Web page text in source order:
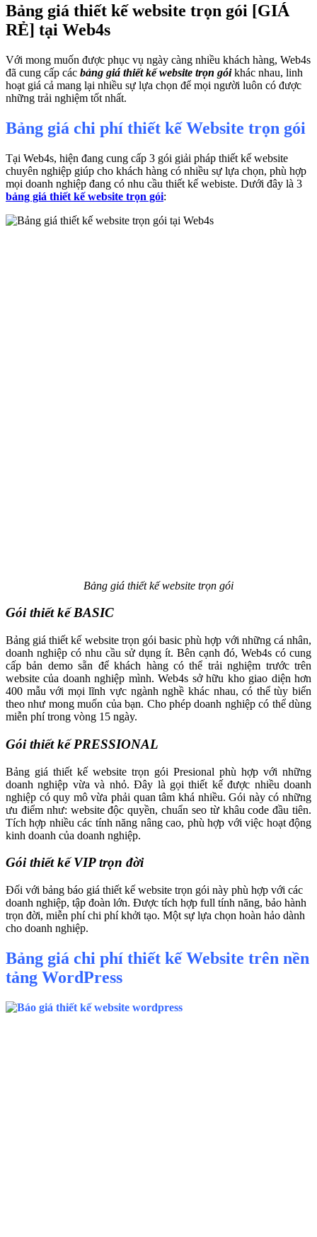
Bảng giá thiết kế website trọn gói [GIÁ
RẺ] tại Web4s
Với mong muốn được phục vụ ngày càng nhiều khách hàng, Web4s
đã cung cấp các bảng giá thiết kế website trọn góikhác nhau, linh
hoạt giá cả mang lại nhiều sự lựa chọn để mọi người luôn có được
những trải nghiệm tốt nhất.
Bảng giá chi phí thiết kế Website trọn gói
Tại Web4s, hiện đang cung cấp 3 gói giải pháp thiết kế website
chuyên nghiệp giúp cho khách hàng có nhiều sự lựa chọn, phù hợp
mọi doanh nghiệp đang có nhu cầu thiết kế webiste. Dưới đây là 3
bảng giá thiết kế website trọn gói:
Bảng giá thiết kế website trọn gói
Gói thiết kế BASIC
Bảng giá thiết kế website trọn gói basic phù hợp với những cá nhân,
doanh nghiệp có nhu cầu sử dụng ít. Bên cạnh đó, Web4s có cung
cấp bản demo sẵn để khách hàng có thể trải nghiệm trước trên
website của doanh nghiệp mình. Web4s sở hữu kho giao diện hơn
400 mẫu với mọi lĩnh vực ngành nghề khác nhau, có thể tùy biến
theo như mong muốn của bạn. Cho phép doanh nghiệp có thể dùng
miễn phí trong vòng 15 ngày.
Gói thiết kế PRESSIONAL
Bảng giá thiết kế website trọn gói Presional phù hợp với những
doanh nghiệp vừa và nhỏ. Đây là gọi thiết kế được nhiều doanh
nghiệp có quy mô vừa phải quan tâm khá nhiều. Gói này có những
ưu điểm như: website độc quyền, chuẩn seo từ khâu code đầu tiên.
Tích hợp nhiều các tính năng nâng cao, phù hợp với việc hoạt động
kinh doanh của doanh nghiệp.
Gói thiết kế VIP trọn đời
Đối với bảng báo giá thiết kế website trọn gói này phù hợp với các
doanh nghiệp, tập đoàn lớn. Được tích hợp full tính năng, bảo hành
trọn đời, miễn phí chi phí khởi tạo. Một sự lựa chọn hoàn hảo dành
cho doanh nghiệp.
Bảng giá chi phí thiết kế Website trên nền
tảng WordPress